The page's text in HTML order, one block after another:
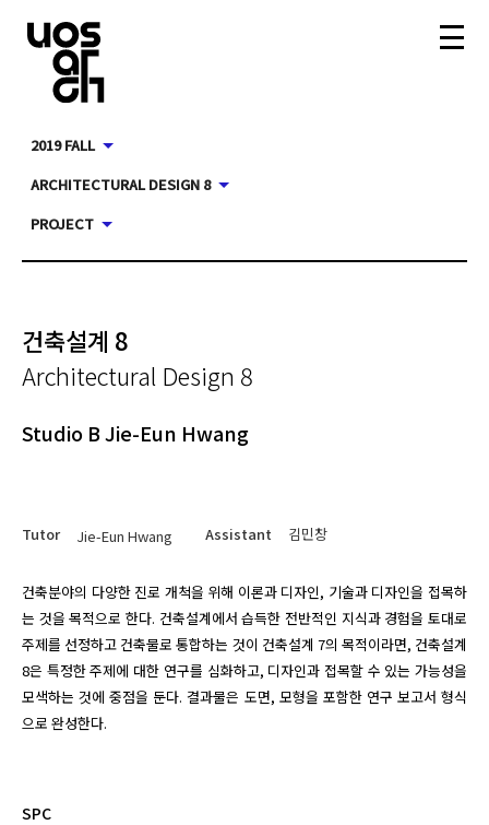
2019 FALL
ARCHITECTURAL DESIGN 8
PROJECT
건축설계 8
Architectural Design 8
Studio B Jie-Eun Hwang
Tutor Jie-Eun Hwang Assistant 김민창
건축분야의 다양한 진로 개척을 위해 이론과 디자인, 기술과 디자인을 접목하
는 것을 목적으로 한다. 건축설계에서 습득한 전반적인 지식과 경험을 토대로
주제를 선정하고 건축물로 통합하는 것이 건축설계 7의 목적이라면, 건축설계
8은 특정한 주제에 대한 연구를 심화하고, 디자인과 접목할 수 있는 가능성을
모색하는 것에 중점을 둔다. 결과물은 도면, 모형을 포함한 연구 보고서 형식
으로 완성한다.
SPC